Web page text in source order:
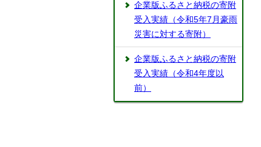
企業版ふるさと納税の寄附
受入実績（令和5年7月豪雨
災害に対する寄附）
企業版ふるさと納税の寄附
受入実績（令和4年度以
前）